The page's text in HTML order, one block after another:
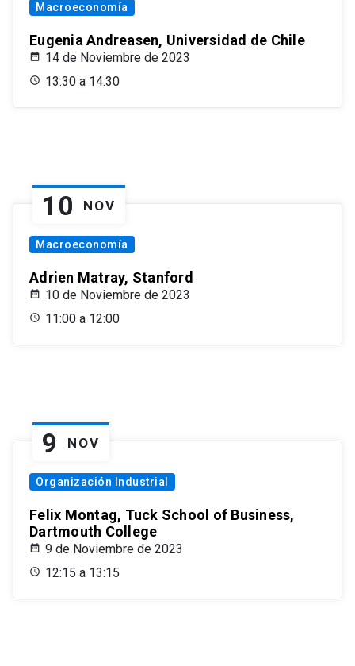
Macroeconomía
Eugenia Andreasen, Universidad de Chile
14 de Noviembre de 2023
13:30 a 14:30
10 NOV
Macroeconomía
Adrien Matray, Stanford
10 de Noviembre de 2023
11:00 a 12:00
9 NOV
Organización Industrial
Felix Montag, Tuck School of Business,
Dartmouth College
9 de Noviembre de 2023
12:15 a 13:15